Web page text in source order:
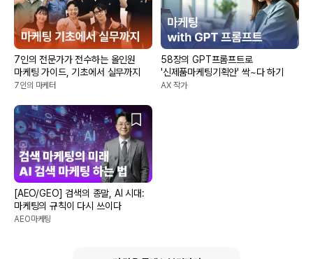
7인의 전문가가 전수하는 올인원
마케팅 가이드, 기초에서 실무까지
7인의 마케터
58장의 GPT프롬프트로
'신제품마케팅기획안' 싹~다 하기
AX 작가
[AEO/GEO] 검색의 종말, AI 시대:
마케팅의 규칙이 다시 쓰이다
AEO마케팅